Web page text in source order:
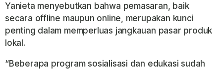
Yanieta menyebutkan bahwa pemasaran, baik
secara offline maupun online, merupakan kunci
penting dalam memperluas jangkauan pasar produk
lokal.
“Beberapa program sosialisasi dan edukasi sudah